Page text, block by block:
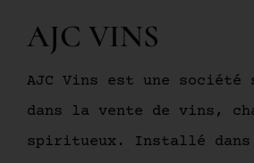
AJC VINS
AJC Vins est une société
dans la vente de vins,
spiritueux. Installé dans